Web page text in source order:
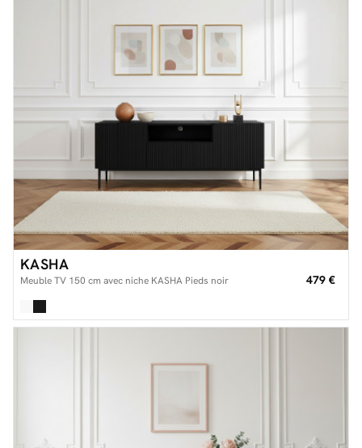
KASHA
Meuble TV 150 cm avec niche KASHA Pieds noir 479 €